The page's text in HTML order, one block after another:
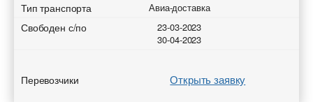
Тип транспорта Авиа-доставка
Свободен с/по
23-03-2023
30-04-2023
Перевозчики Открыть заявку